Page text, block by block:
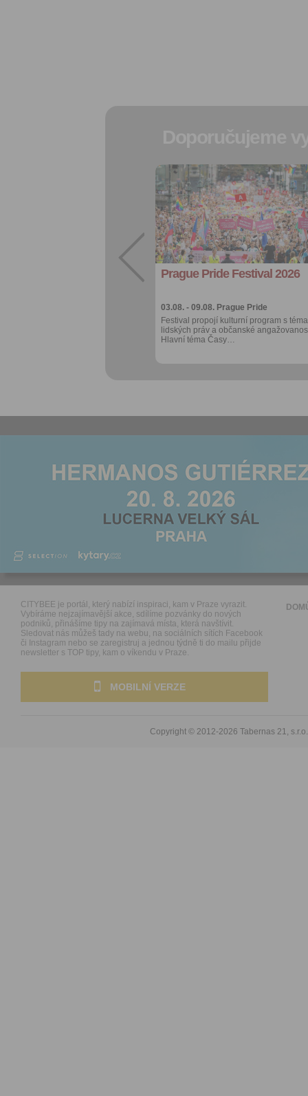
Prague Pride Festival 2026
03.08. - 09.08. Prague Pride
Festival propojí kulturní program s
lidských práv a občanské
Hlavní téma Časy…
Přidat do
oblíbených
Sdílet:
Facebook
export do
kalendáře
Více výhod pro
CITYBEE je portál, který nabízí inspiraci, kam v Praze vyrazit.
Vybíráme nejzajímavější akce, sdílíme pozvánky do nových
podniků, přinášíme tipy na zajímavá místa, která navštívit.
Sledovat nás můžeš tady na webu, na sociálních sítích Facebook
či Instagram nebo se zaregistruj a jednou týdně ti do mailu přijde
newsletter s TOP tipy, kam o víkendu v Praze.
MOBILNÍ VERZE
Copyright © 2012-2026 Tabernas 21, s.r.o.